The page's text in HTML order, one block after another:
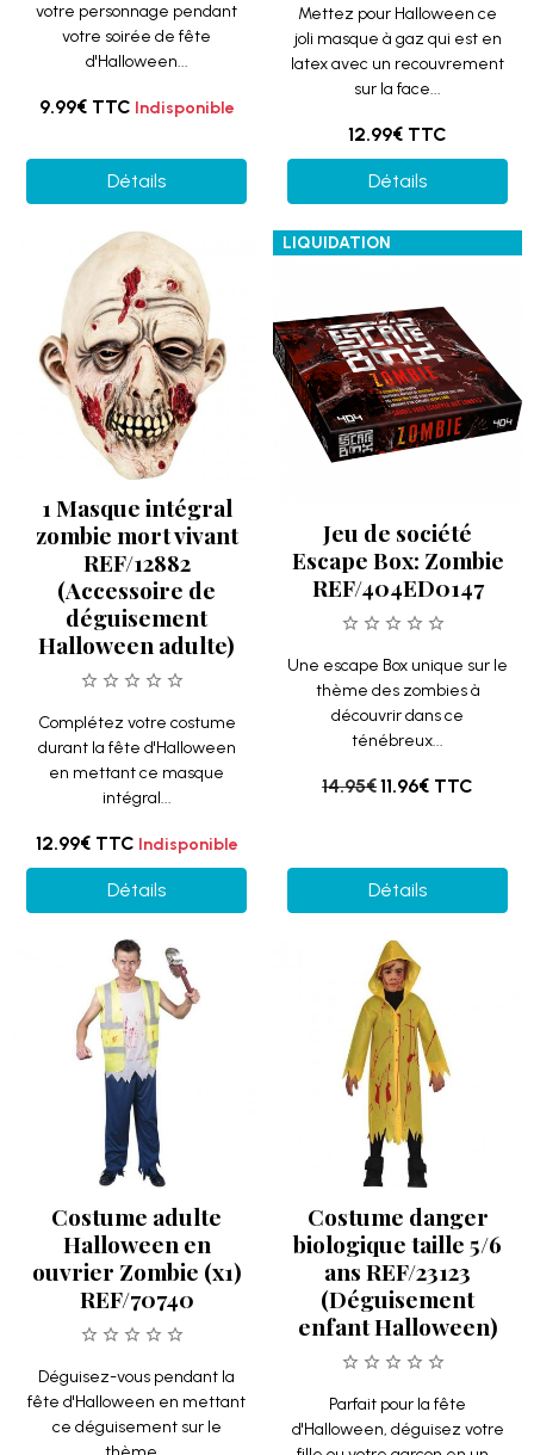
votre personnage pendant
votre soirée de fête
d'Halloween...
9.99€ TTC Indisponible
Détails
Mettez pour Halloween ce
joli masque à gaz qui est en
latex avec un recouvrement
sur la face...
12.99€ TTC
Détails
1 Masque intégral
zombie mort vivant
REF/12882
(Accessoire de
déguisement
Halloween adulte)
Complétez votre costume
durant la fête d'Halloween
en mettant ce masque
intégral...
12.99€ TTC Indisponible
Détails
LIQUIDATION
Jeu de société
Escape Box: Zombie
REF/404ED0147
Une escape Box unique sur le
thème des zombies à
découvrir dans ce
ténébreux...
14.95€11.96€ TTC
Détails
Costume adulte
Halloween en
ouvrier Zombie (x1)
REF/70740
Déguisez-vous pendant la
fête d'Halloween en mettant
ce déguisement sur le
Costume danger
biologique taille 5/6
ans REF/23123
(Déguisement
enfant Halloween)
Parfait pour la fête
d'Halloween, déguisez votre